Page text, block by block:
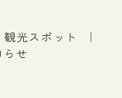
観光スポット
｜
らせ